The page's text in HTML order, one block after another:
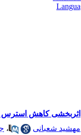
اثربخشی کاهش استرس
مهشید شعبانی
،